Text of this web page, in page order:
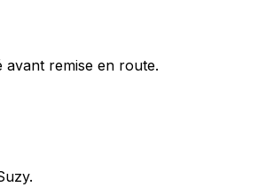
remise en route.